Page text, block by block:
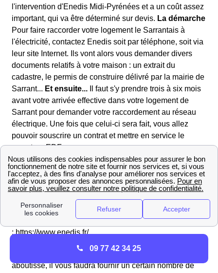
l'intervention d'Enedis Midi-Pyrénées et a un coût assez
important, qui va être déterminé sur devis. La démarche
Pour faire raccorder votre logement le Sarrantais à
l'électricité, contactez Enedis soit par téléphone, soit via
leur site Internet. Ils vont alors vous demander divers
documents relatifs à votre maison : un extrait du
cadastre, le permis de construire délivré par la mairie de
Sarrant... Et ensuite... Il faut s'y prendre trois à six mois
avant votre arrivée effective dans votre logement de
Sarrant pour demander votre raccordement au réseau
électrique. Une fois que celui-ci sera fait, vous allez
pouvoir souscrire un contrat et mettre en service le
compteur EDF.
Raccorder son logement grâce à Enedis Sarrant
Afin de réaliser unraccordementde votre logement de
envoyer undossier au gestionnaire de réseauEnedis
(ex ErDF). Cela peut se faire sur le site Internet d'Enedis
: https://www.enedis.fr/.
Pour que ce dossier soit complet et que la demande
aboutisse, il vous faudra fournir un certain nombre de
09 77 42 34 25